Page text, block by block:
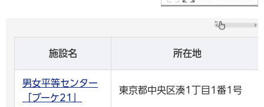
施設名 所在地
男女平等センター
「ブーケ21」
東京都中央区湊1丁目1番1号